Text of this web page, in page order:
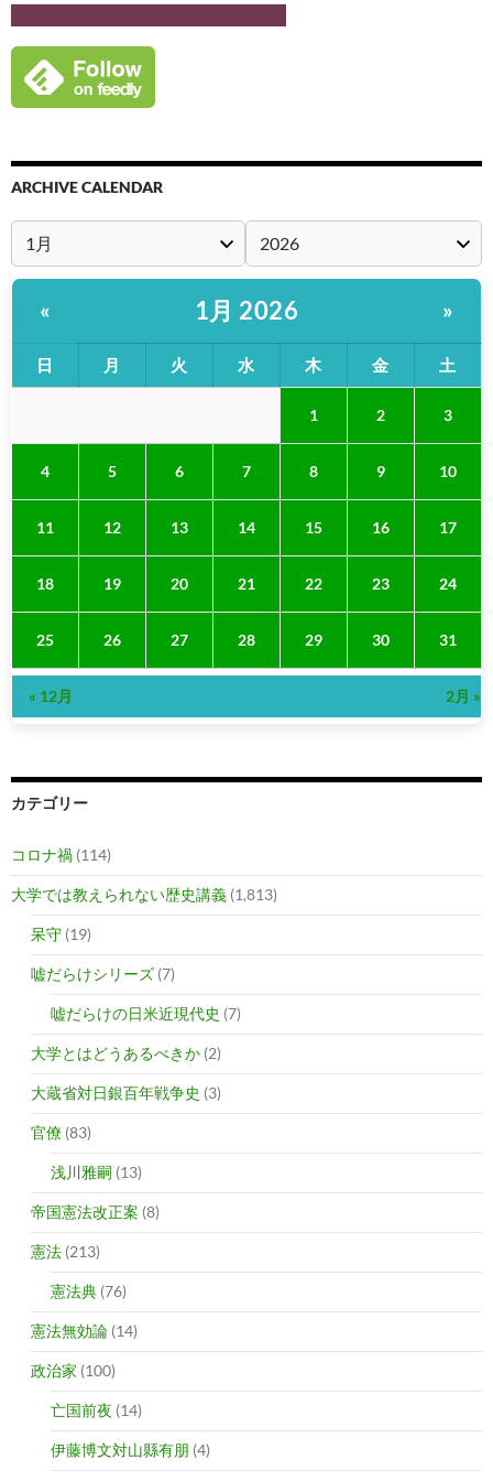
ARCHIVE CALENDAR
« 1月 2026 »
日 月 火 水 木 金 土
1 2 3
4 5 6 7 8 9 10
11 12 13 14 15 16 17
18 19 20 21 22 23 24
25 26 27 28 29 30 31
« 12月 2月 »
カテゴリー
コロナ禍 (114)
大学では教えられない歴史講義 (1,813)
呆守 (19)
嘘だらけシリーズ (7)
嘘だらけの日米近現代史 (7)
大学とはどうあるべきか (2)
大蔵省対日銀百年戦争史 (3)
官僚 (83)
浅川雅嗣 (13)
帝国憲法改正案 (8)
憲法 (213)
憲法典 (76)
憲法無効論 (14)
政治家 (100)
亡国前夜 (14)
伊藤博文対山縣有朋 (4)